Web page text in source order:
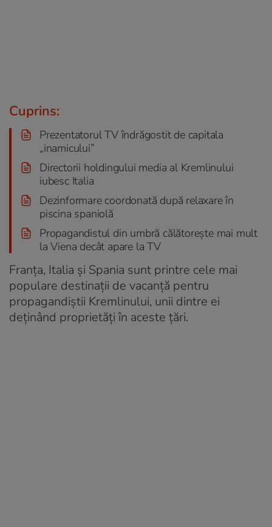
Cuprins:
Prezentatorul TV îndrăgostit de capitala
„inamicului”
Directorii holdingului media al Kremlinului
iubesc Italia
Dezinformare coordonată după relaxare în
piscina spaniolă
Propagandistul din umbră călătorește mai mult
la Viena decât apare la TV
Franța, Italia și Spania sunt printre cele mai
populare destinații de vacanță pentru
propagandiștii Kremlinului, unii dintre ei
deținând proprietăți în aceste țări.